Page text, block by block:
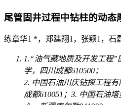
尾管固井过程中钻柱的动态
练章华1 *，郑建翔1，张颖1，石
1.“油气藏地质及开发工程”
学，四川成都610500；
2. 中国石油川庆钻探工程
成都610051；3. 中国石油